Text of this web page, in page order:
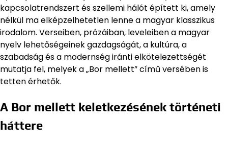
kapcsolatrendszert és szellemi hálót épített ki, amely
nélkül ma elképzelhetetlen lenne a magyar klasszikus
irodalom. Verseiben, prózáiban, leveleiben a magyar
nyelv lehetőségeinek gazdagságát, a kultúra, a
szabadság és a modernség iránti elkötelezettségét
mutatja fel, melyek a „Bor mellett” című versében is
tetten érhetők.
A Bor mellett keletkezésének történeti
háttere